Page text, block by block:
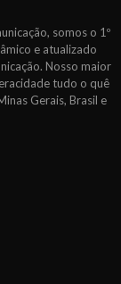
somos o 1º
e atualizado
Nosso maior
tudo o quê
Gerais, Brasil e